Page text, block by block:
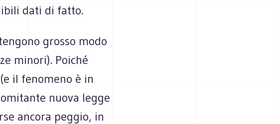
dati di fatto.
grosso modo
minori). Poiché
il fenomeno è in
nuova legge
ancora peggio, in